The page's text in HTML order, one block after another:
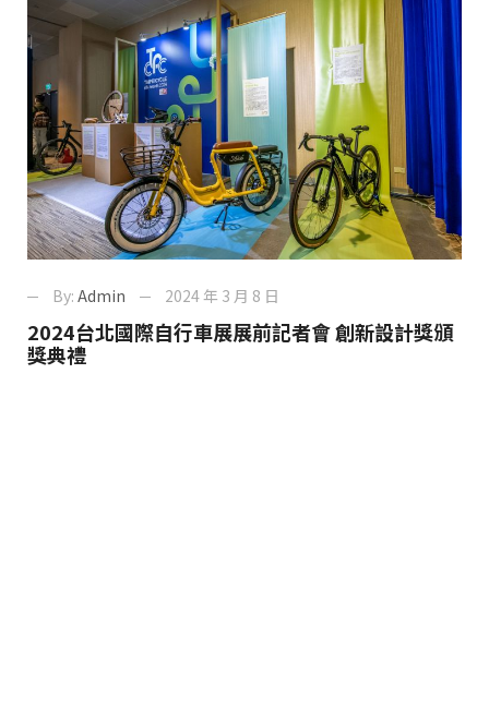
By: Admin 2024 年 3 月 8 日
2024台北國際自行車展展前記者會 創新設計獎頒
獎典禮